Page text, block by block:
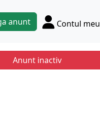
anunt Contul meu
Anunt inactiv